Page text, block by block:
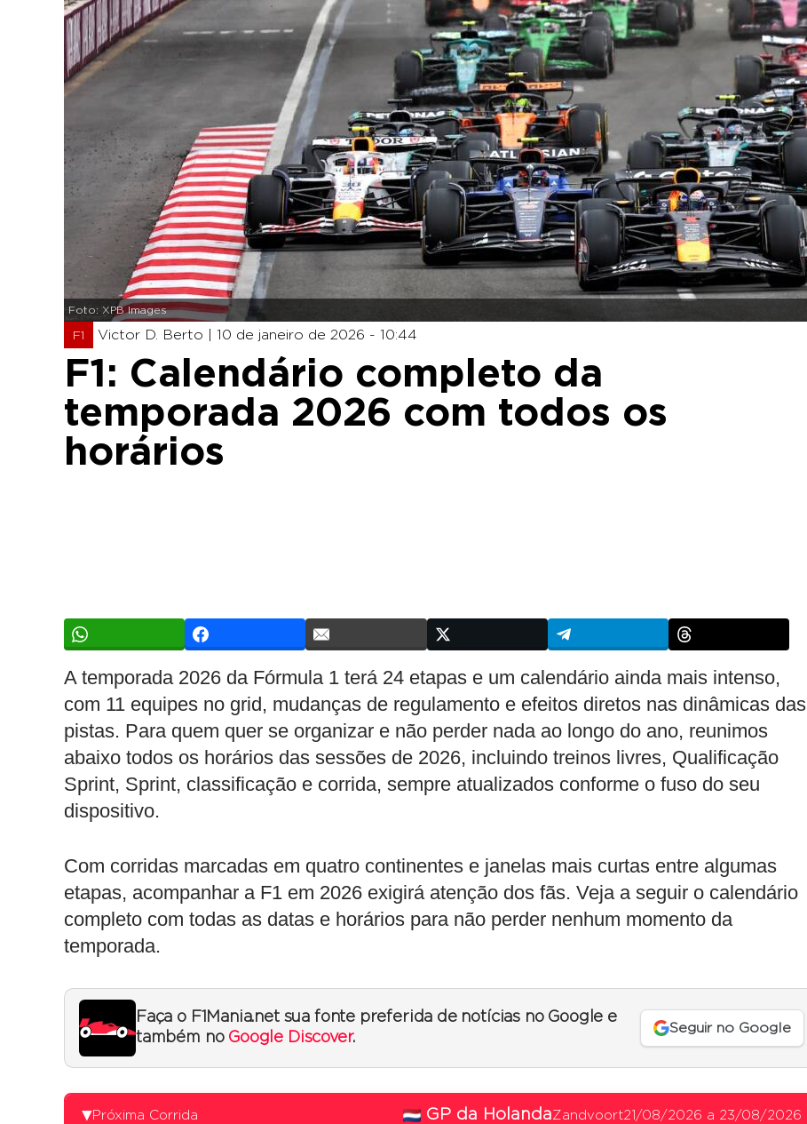
Foto: XPB Images
F1 Victor D. Berto | 10 de janeiro de 2026 - 10:44
F1: Calendário completo da
temporada 2026 com todos os
horários
A temporada 2026 da Fórmula 1 terá 24 etapas e um calendário ainda mais intenso,
com 11 equipes no grid, mudanças de regulamento e efeitos diretos nas dinâmicas das
pistas. Para quem quer se organizar e não perder nada ao longo do ano, reunimos
abaixo todos os horários das sessões de 2026, incluindo treinos livres, Qualificação
Sprint, Sprint, classificação e corrida, sempre atualizados conforme o fuso do seu
dispositivo.
Com corridas marcadas em quatro continentes e janelas mais curtas entre algumas
etapas, acompanhar a F1 em 2026 exigirá atenção dos fãs. Veja a seguir o calendário
completo com todas as datas e horários para não perder nenhum momento da
temporada.
Faça o F1Mania.net sua fonte preferida de notícias no Google e
também no Google Discover.
Seguir no Google
▶Próxima Corrida GP da HolandaZandvoort21/08/2026 a 23/08/2026